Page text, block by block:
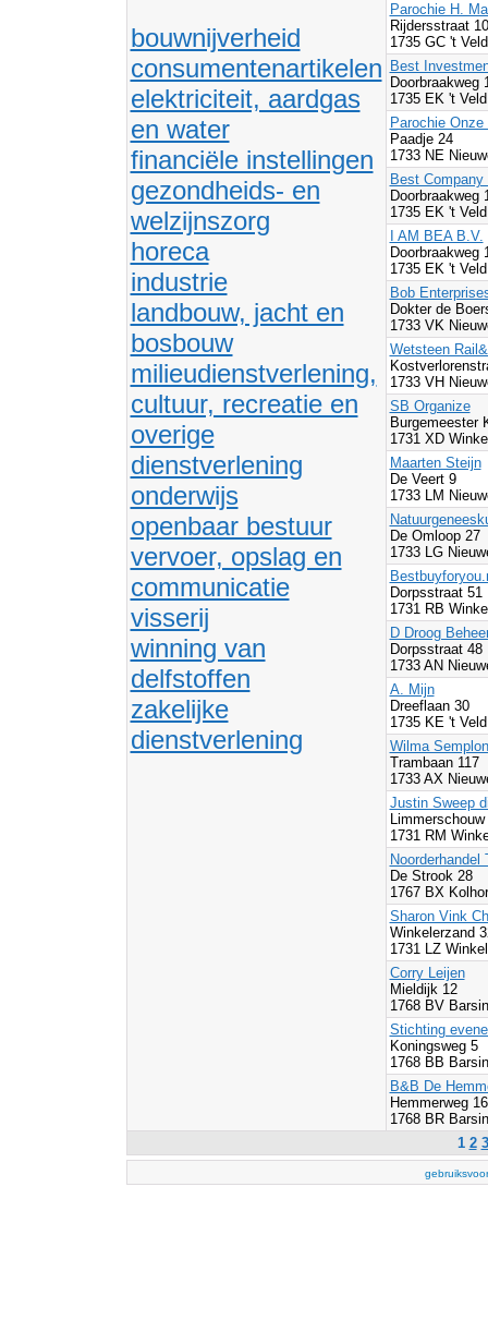
bouwnijverheid
consumentenartikelen
elektriciteit, aardgas
en water
financiële instellingen
gezondheids- en
welzijnszorg
horeca
industrie
landbouw, jacht en
bosbouw
milieudienstverlening,
cultuur, recreatie en
overige
dienstverlening
onderwijs
openbaar bestuur
vervoer, opslag en
communicatie
visserij
winning van
delfstoffen
zakelijke
dienstverlening
Parochie H.
Rijdersstraat
1735 GC 't
Best
Doorbraakweg
1735 EK 't
Parochie
Paadje 24
1733 NE
Best Company
Doorbraakweg
1735 EK 't
I AM BEA B.V.
Doorbraakweg
1735 EK 't
Bob
Dokter de
1733 VK
Wetsteen
1733 VH
SB Organize
Burgemeester
1731 XD
Maarten Steijn
De Veert 9
1733 LM
De Omloop 27
1733 LG
Dorpsstraat 51
1731 RB
D Droog
Dorpsstraat 48
1733 AN
A. Mijn
Dreeflaan 30
1735 KE 't
Wilma
Trambaan 117
1733 AX
Justin Sweep
1731 RM
Noorderhandel
De Strook 28
1767 BX
Sharon Vink
Winkelerzand
1731 LZ
Corry Leijen
Mieldijk 12
1768 BV
Stichting
Koningsweg 5
1768 BB
B&B De
Hemmerweg 16
1768 BR
1 2 3